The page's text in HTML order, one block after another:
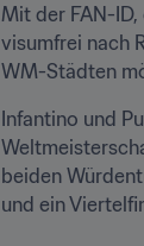
Mit der FAN-
visumfrei nach
WM-Städten
Infantino und
beiden
und ein